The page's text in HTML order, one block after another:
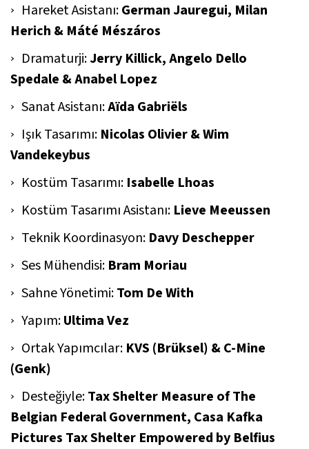
Hareket Asistanı:German Jauregui, Milan
Herich & Máté Mészáros
Dramaturji:Jerry Killick, Angelo Dello
Spedale & Anabel Lopez
Sanat Asistanı:Aı̈da Gabriëls
Işık Tasarımı: Nicolas Olivier & Wim
Vandekeybus
Kostüm Tasarımı: Isabelle Lhoas
Kostüm Tasarımı Asistanı: Lieve Meeussen
Teknik Koordinasyon: Davy Deschepper
Ses Mühendisi: Bram Moriau
Sahne Yönetimi:Tom De With
Yapım:Ultima Vez
Ortak Yapımcılar: KVS (Brüksel) & C-Mine
(Genk)
Desteğiyle:Tax Shelter Measure of The
Belgian Federal Government, Casa Kafka
Pictures Tax Shelter Empowered by Belfius